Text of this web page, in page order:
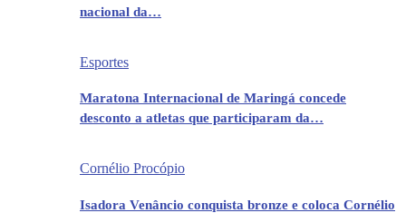
nacional da…
Esportes
Maratona Internacional de Maringá concede
desconto a atletas que participaram da…
Cornélio Procópio
Isadora Venâncio conquista bronze e coloca Cornélio